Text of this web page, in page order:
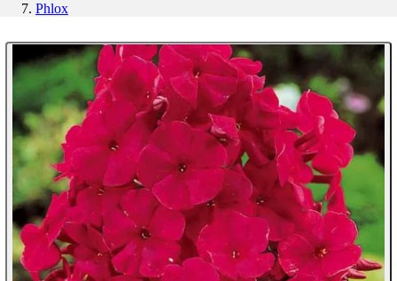
Phlox